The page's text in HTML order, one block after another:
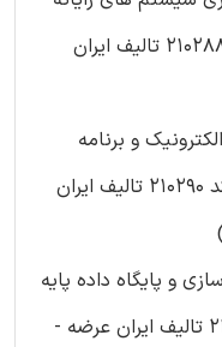
ای پایه دهم دوره متوسطه کد 210288 تالیف ایران
و برنامه
سازی پایه دهم دوره متوسطه کد 210290 تالیف ایران
و پایگاه داده پایه
یازدهم دوره متوسطه کد 211287 تالیف ایران عرضه -